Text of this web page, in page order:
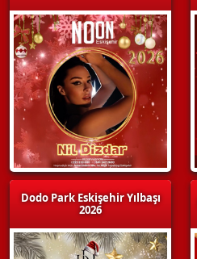
Dodo Park Eskişehir Yılbaşı
2026